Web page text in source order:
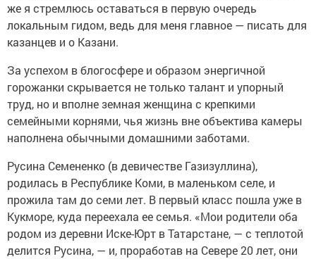
же я стремлюсь оставаться в первую очередь
локальным гидом, ведь для меня главное — писать для
казанцев и о Казани.
За успехом в блогосфере и образом энергичной
горожанки скрывается не только талант и упорный
труд, но и вполне земная женщина с крепкими
семейными корнями, чья жизнь вне объектива камеры
наполнена обычными домашними заботами.
Русина Семененко (в девичестве Газизуллина),
родилась в Республике Коми, в маленьком селе, и
прожила там до семи лет. В первый класс пошла уже в
Кукморе, куда переехала ее семья. «Мои родители оба
родом из деревни Иске-Юрт в Татарстане, — с теплотой
делится Русина, — и, проработав на Севере 20 лет, они